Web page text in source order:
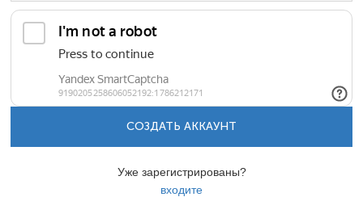
СОЗДАТЬ АККАУНТ
Уже зарегистрированы?
входите